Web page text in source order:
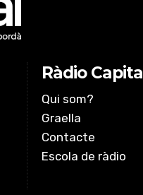
Ràdio Capital
Qui som?
Graella
Contacte
Escola de ràdio